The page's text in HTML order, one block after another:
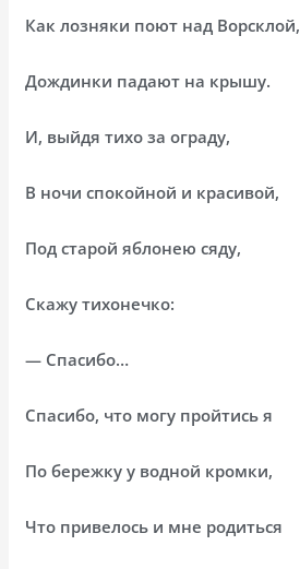
Как лозняки поют над Ворсклой,
Дождинки падают на крышу.
И, выйдя тихо за ограду,
В ночи спокойной и красивой,
Под старой яблонею сяду,
Скажу тихонечко:
— Спасибо…
Спасибо, что могу пройтись я
По бережку у водной кромки,
Что привелось и мне родиться